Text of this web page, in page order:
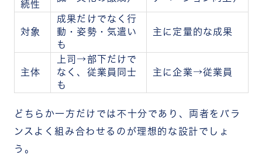
続性
対象
成果だけでなく行
動・姿勢・気遣い
も
主に定量的な成果
主体
上司→部下だけで
なく、従業員同士
も
主に企業→従業員
どちらか一方だけでは不十分であり、両者をバラ
ンスよく組み合わせるのが理想的な設計でしょ
う。